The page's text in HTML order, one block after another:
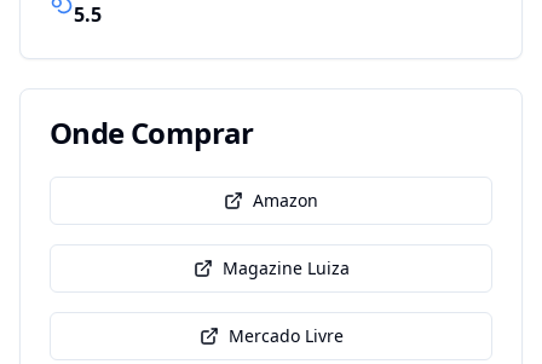
5.5
Onde Comprar
Amazon
Magazine Luiza
Mercado Livre